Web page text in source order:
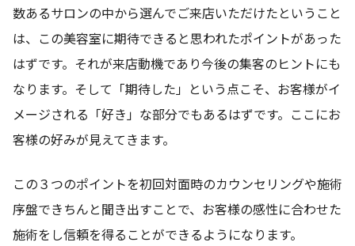
数あるサロンの中から選んでご来店いただけたということ
は、この美容室に期待できると思われたポイントがあった
はずです。それが来店動機であり今後の集客のヒントにも
なります。そして「期待した」という点こそ、お客様がイ
メージされる「好き」な部分でもあるはずです。ここにお
客様の好みが見えてきます。
この３つのポイントを初回対面時のカウンセリングや施術
序盤できちんと聞き出すことで、お客様の感性に合わせた
施術をし信頼を得ることができるようになります。